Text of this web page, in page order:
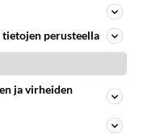
perusteella
ja virheiden